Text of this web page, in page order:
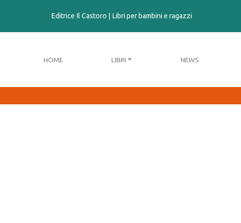
Editrice Il Castoro | Libri per bambini e ragazzi
HOME LIBRI NEWS